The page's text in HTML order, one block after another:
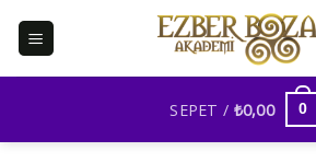
SEPET / ₺0,00 0